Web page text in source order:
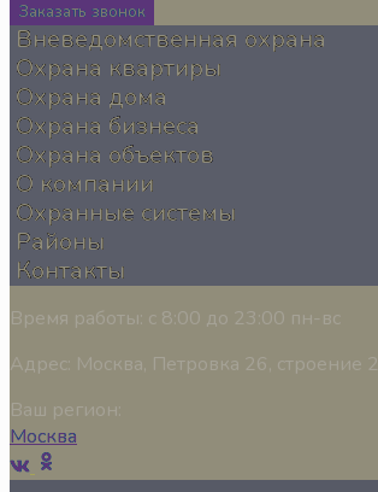
Заказать звонок
Вневедомственная охрана
Охрана квартиры
Охрана дома
Охрана бизнеса
Охрана объектов
О компании
Охранные системы
Районы
Контакты
Время работы: с 8:00 до 23:00 пн-вс
Адрес: Москва, Петровка 26, строение 2
Ваш регион:
Москва